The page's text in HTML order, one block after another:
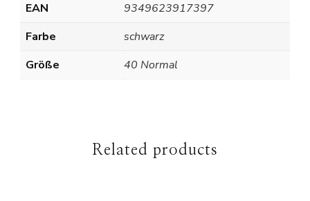
EAN
9349623917397
Farbe
schwarz
Größe
40 Normal
Related products